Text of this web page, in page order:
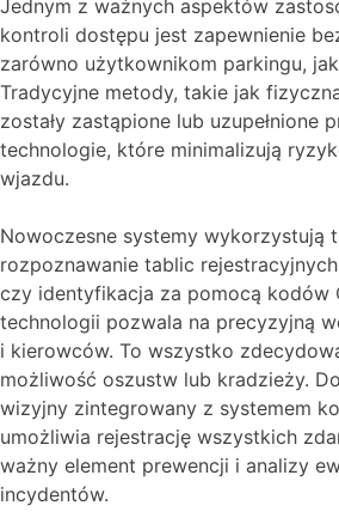
Jednym z ważnych aspektów
kontroli dostępu jest zapewnienie
zarówno użytkownikom parkingu,
Tradycyjne metody, takie jak
zostały zastąpione lub uzupełnione
technologie, które minimalizują
wjazdu.
Nowoczesne systemy wykorzystują
rozpoznawanie tablic
czy identyfikacja za pomocą kodów
technologii pozwala na precyzyjną
i kierowców. To wszystko
możliwość oszustw lub kradzieży.
wizyjny zintegrowany z systemem
umożliwia rejestrację wszystkich
ważny element prewencji i analizy
incydentów.